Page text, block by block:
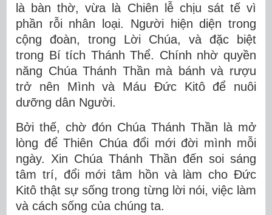
là bàn thờ, vừa là Chiên lễ chịu sát tế vì
phần rỗi nhân loại. Người hiện diện trong
cộng đoàn, trong Lời Chúa, và đặc biệt
trong Bí tích Thánh Thể. Chính nhờ quyền
năng Chúa Thánh Thần mà bánh và rượu
trở nên Mình và Máu Đức Kitô để nuôi
dưỡng dân Người.
Bởi thế, chờ đón Chúa Thánh Thần là mở
lòng để Thiên Chúa đổi mới đời mình mỗi
ngày. Xin Chúa Thánh Thần đến soi sáng
tâm trí, đổi mới tâm hồn và làm cho Đức
Kitô thật sự sống trong từng lời nói, việc làm
và cách sống của chúng ta.